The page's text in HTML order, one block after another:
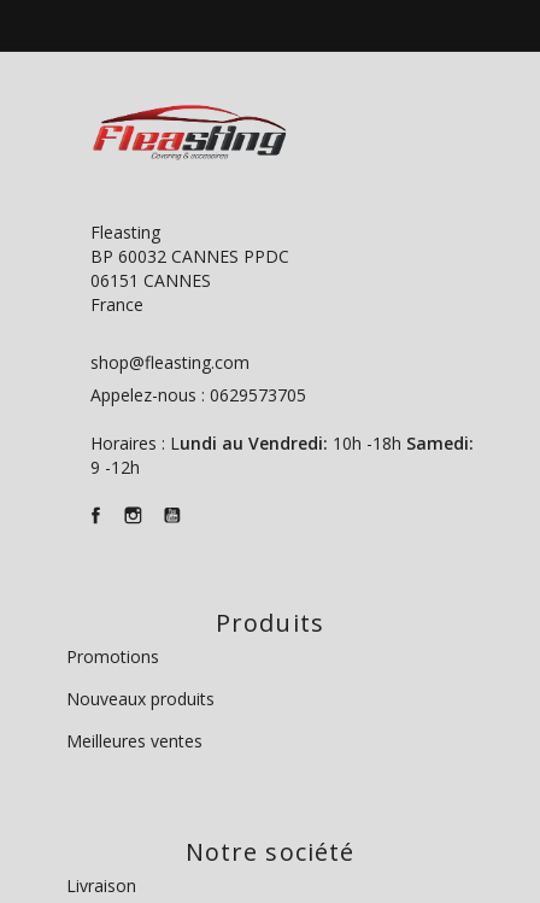
Fleasting
BP 60032 CANNES PPDC
06151 CANNES
France
shop@fleasting.com
Appelez-nous : 0629573705
Horaires : Lundi au Vendredi: 10h -18h Samedi:
9 -12h
Produits
Promotions
Nouveaux produits
Meilleures ventes
Notre société
Livraison